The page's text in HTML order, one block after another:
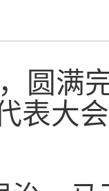
圆满
表大